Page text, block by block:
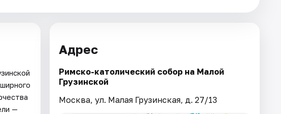
—
Адрес
Римско-католический собор на Малой
Грузинской
Москва, ул. Малая Грузинская, д. 27/13